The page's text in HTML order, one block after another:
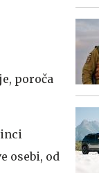
poroča
osebi, od